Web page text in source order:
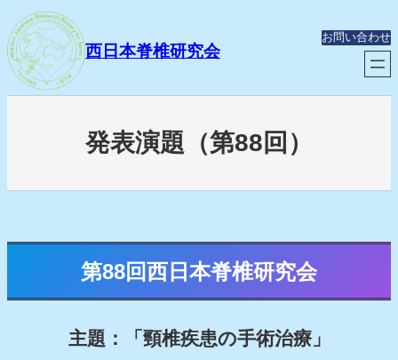
容
を
ス
キ
ッ
西日本脊椎研究会
お問い合わせ
発表演題（第88回）
第88回西日本脊椎研究会
主題：「頸椎疾患の手術治療」